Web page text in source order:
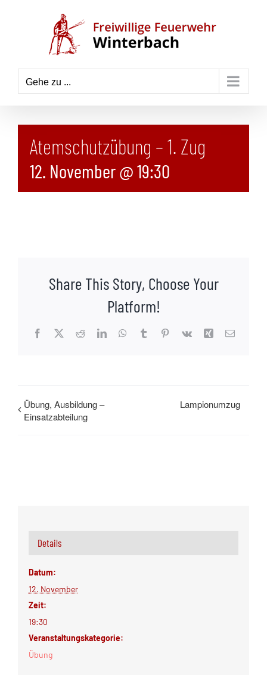
Gehe zu ...
Atemschutzübung – 1. Zug
12. November @ 19:30
Share This Story, Choose Your
Platform!
Facebook
X RedditLinkedInWhatsApp
TumblrPinterest
Vk Xing E-
Übung, Ausbildung –
Einsatzabteilung
Lampionumzug
Details
Datum:
12. November
Zeit:
19:30
Veranstaltungskategorie:
Übung